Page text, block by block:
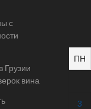
с
Грузии
вина
ПН
3